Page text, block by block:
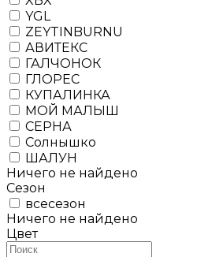
YGL
ZEYTINBURNU
АВИТЕКС
ГАЛЧОНОК
ГЛОРЕС
КУПАЛИНКА
МОЙ МАЛЫШ
СЕРНА
Солнышко
ШАЛУН
Ничего не найдено
Сезон
всесезон
Ничего не найдено
Цвет